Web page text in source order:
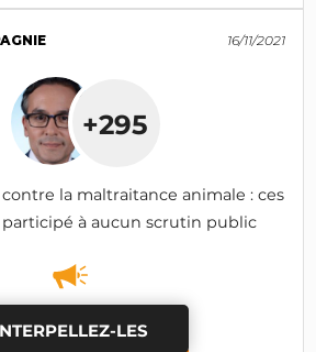
16/11/2021
+295
la maltraitance animale : ces
à aucun scrutin public
LES